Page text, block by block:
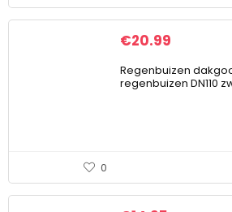
€20.99
Regenbuizen
regenbuizen DN110
0